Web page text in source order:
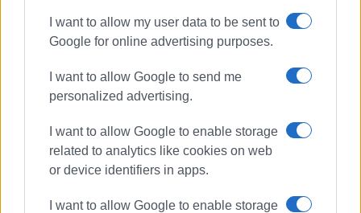
I want to allow my user data to be sent to
Google for online advertising purposes.
I want to allow Google to send me
personalized advertising.
I want to allow Google to enable storage
related to analytics like cookies on web
or device identifiers in apps.
I want to allow Google to enable storage